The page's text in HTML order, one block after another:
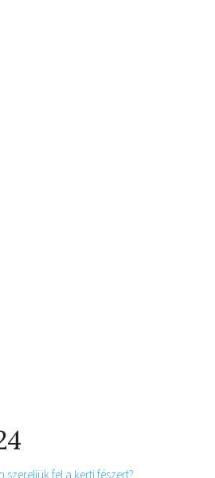
fel a kerti fészert?